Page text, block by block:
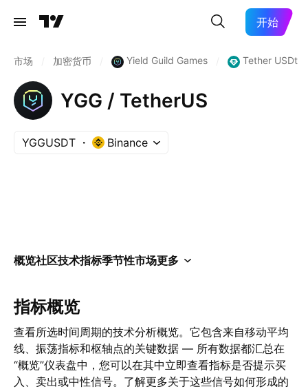
开始
市场 加密货币 Yield Guild Games Tether USDt
YGG / TetherUS
YGGUSDT Binance
概览社区技术指标季节性市场更多
指标概览
查看所选时间周期的技术分析概览。它包含来自移动平均
线、振荡指标和枢轴点的关键数据 — 所有数据都汇总在
“概览”仪表盘中，您可以在其中立即查看指标是否提示买
入、卖出或中性信号。了解更多关于这些信号如何形成的